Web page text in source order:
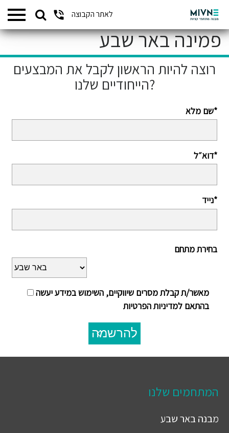
לאתר הקבוצהSearch
המתחמים שלנו
פמינה באר שבע
רוצה להיות הראשון לקבל את המבצעים
הייחודיים שלנו?
שם מלא*
דוא״ל*
נייד*
בחירת מתחם
מאשר/ת קבלת מסרים שיווקיים, השימוש במידע יעשה
בהתאם למדיניות הפרטיות
להרשמה
המתחמים שלנו
מבנהבאר שבע